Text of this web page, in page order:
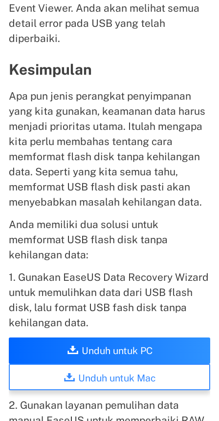
Event Viewer. Anda akan melihat semua
detail error pada USB yang telah
diperbaiki.
Kesimpulan
Apa pun jenis perangkat penyimpanan
yang kita gunakan, keamanan data harus
menjadi prioritas utama. Itulah mengapa
kita perlu membahas tentang cara
memformat flash disk tanpa kehilangan
data. Seperti yang kita semua tahu,
memformat USB flash disk pasti akan
menyebabkan masalah kehilangan data.
Anda memiliki dua solusi untuk
memformat USB flash disk tanpa
kehilangan data:
1. Gunakan EaseUS Data Recovery Wizard
untuk memulihkan data dari USB flash
disk, lalu format USB fash disk tanpa
kehilangan data.
Unduh untuk PC
Unduh untuk Mac
2. Gunakan layanan pemulihan data